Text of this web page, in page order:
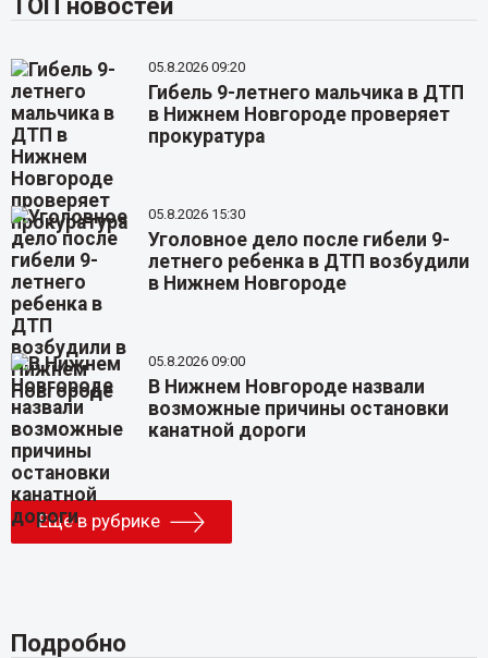
ТОП новостей
05.8.2026 09:20
Гибель 9-летнего мальчика в ДТП
в Нижнем Новгороде проверяет
прокуратура
05.8.2026 15:30
Уголовное дело после гибели 9-
летнего ребенка в ДТП возбудили
в Нижнем Новгороде
05.8.2026 09:00
В Нижнем Новгороде назвали
возможные причины остановки
канатной дороги
Еще в рубрике
Подробно